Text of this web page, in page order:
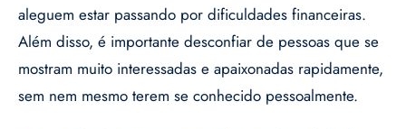
aleguem estar passando por dificuldades financeiras.
Além disso, é importante desconfiar de pessoas que se
mostram muito interessadas e apaixonadas rapidamente,
sem nem mesmo terem se conhecido pessoalmente.